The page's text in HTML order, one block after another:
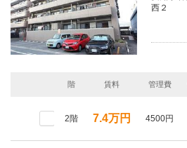
西２
階 賃料 管理費
2階 7.4万円 4500円